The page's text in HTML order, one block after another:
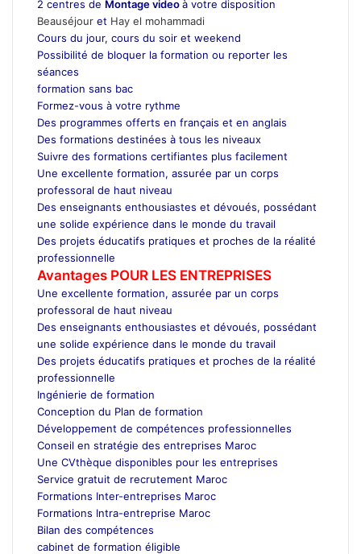
2 centres de Montage videoà votre disposition
Beauséjour et Hay el mohammadi
Cours du jour, cours du soir et weekend
Possibilité de bloquer la formation ou reporter les
séances
formation sans bac
Formez-vous à votre rythme
Des programmes offerts en français et en anglais
Des formations destinées à tous les niveaux
Suivre des formations certifiantes plus facilement
Une excellente formation, assurée par un corps
professoral de haut niveau
Des enseignants enthousiastes et dévoués, possédant
une solide expérience dans le monde du travail
Des projets éducatifs pratiques et proches de la réalité
professionnelle
Avantages POUR LES ENTREPRISES
Une excellente formation, assurée par un corps
professoral de haut niveau
Des enseignants enthousiastes et dévoués, possédant
une solide expérience dans le monde du travail
Des projets éducatifs pratiques et proches de la réalité
professionnelle
Ingénierie de formation
Conception du Plan de formation
Développement de compétences professionnelles
Conseil en stratégie des entreprises Maroc
Une CVthèque disponibles pour les entreprises
Service gratuit de recrutement Maroc
Formations Inter-entreprises Maroc
Formations Intra-entreprise Maroc
Bilan des compétences
cabinet de formation éligible